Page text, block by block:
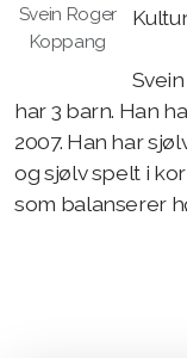
Svein Roger
Koppang
har 3 barn. Han
2007. Han har
og sjølv spelt i
som balanserer